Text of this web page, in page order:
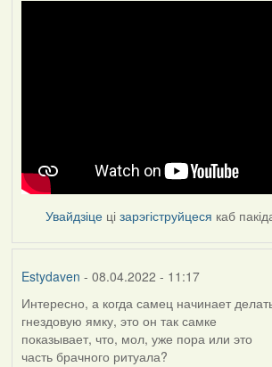
Увайдзіце цізарэгіструйцеся каб
Estydaven - 08.04.2022 - 11:17
Интересно, а когда самец начинает
гнездовую ямку, это он так самке
показывает, что, мол, уже пора или это
часть брачного ритуала?